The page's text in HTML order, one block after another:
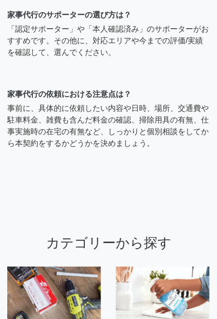
家事代行のサポーターの選び方は？
「認定サポーター」や「本人確認済み」のサポーターがお
すすめです。その他に、対応エリアや今までの評価/実績
を確認して、選んでください。
家事代行の依頼における注意点は？
事前に、具体的に依頼したい内容や日時、場所、交通費や
駐車料金、雑費も含んだ料金の確認、掃除用具の有無、仕
事実施時の在宅の有無など、しっかりと個別相談をしてか
ら本契約をするかどうかを決めましょう。
カテゴリーから探す